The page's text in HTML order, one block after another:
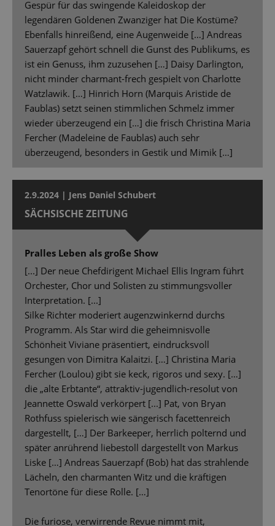
Gespür für das swingende Kaleidoskop der
legendären Goldenen Zwanziger hat Die Kostüme?
Ebenfalls hinreißend, eine Augenweide […] Andreas
Sauerzapf gehört schnell die Gunst des Publikums, es
ist ein Genuss, ihm zuzusehen […] Daisy Darlington,
nicht minder charmant-frech gespielt von Charlotte
Watzlawik. […] Hinrich Horn (Marquis Aristide de
Faublas) setzt seinen stimmlichen Schmelz immer
wieder überzeugend ein […] die frisch Christina Maria
Fercher (Madeleine de Faublas) auch sehr
überzeugend, besonders in Gestik und Mimik […]
2.9.2024 | Jens Daniel Schubert
SÄCHSISCHE ZEITUNG
Pralles Leben als große Show
[...] Der neue Chefdirigent Michael Ellis Ingram führt
Orchester, Chor und Solisten zu stimmungsvoller
Interpretation. [...]
Silke Richter moderiert augenzwinkernd durchs
Programm. Als Star wird die geheimnisvolle
Schönheit Viviane präsentiert, eindrucksvoll
gesungen von Dimitra Kalaitzi. […] Christina Maria
Fercher (Loulou) gibt sie keck, rigoros und sexy. […]
die „alte Erbtante“, attraktiv-jugendlich-resolut von
Jeannette Oswald verkörpert [...] Pat, von Bryan
Rothfuss spielerisch wie sängerisch facettenreich
dargestellt, […] Der Barkeeper, herrlich polternd und
später anrührend liebestoll dargestellt von Markus
Liske […] Andreas Sauerzapf (Bob) hat das strahlende
Lächeln, den charmanten Witz und die kräftigen
Tenortöne für diese Rolle. […]
Die furiose, verwirrende Revue nimmt mit,